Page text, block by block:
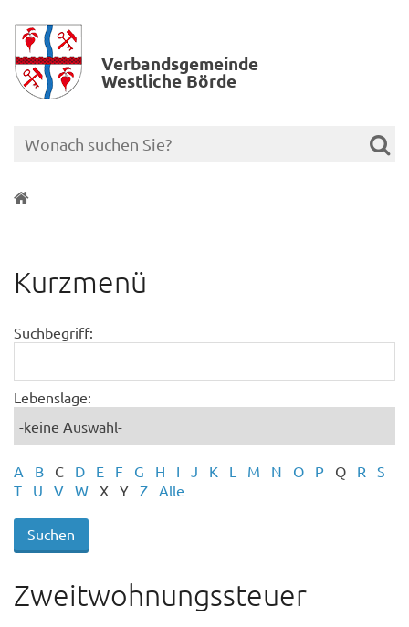
Verbands­gemeinde
Westliche Börde
Kurzmenü
Suchbegriff:
Lebenslage:
A B C D E F G H I J K L M N O P Q R
S
T
U V W X Y Z Alle
Zweitwohnungssteuer